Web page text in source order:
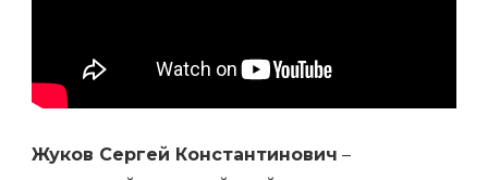
Жуков Сергей Константинович –